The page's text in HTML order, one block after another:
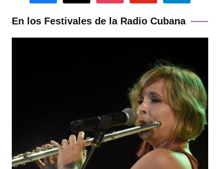
En los Festivales de la Radio Cubana